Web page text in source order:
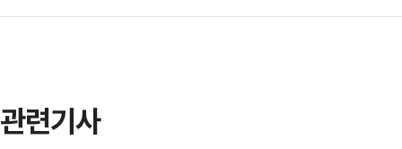
관련기사